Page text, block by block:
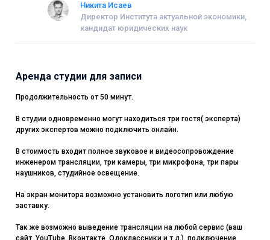
Никита Исаев
Директор Института актуальной экономики,
кандидат юридических наук
Аренда студии для записи
Продолжительность от 50 минут.
В студии одновременно могут находиться три гостя( эксперта)
других экспертов можно подключить онлайн.
В стоимость входит полное звуковое и видеосопровождение
инженером трансляции, три камеры, три микрофона, три пары
наушников, студийное освещение.
На экран монитора возможно установить логотип или любую
заставку.
Так же возможно выведение трансляции на любой сервис (ваш
сайт, YouTube, Вконтакте, Одоклассники и т.д.), подключение